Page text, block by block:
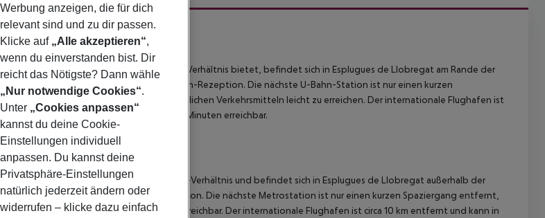
Hotel, das ein gutes Preis-Leistungs-Verhältnis bietet, befindet sich in Esplugues de Llobregat am Rande der
Barcelona. Es verfügt über eine 24-Stunden-Rezeption. Die nächste U-Bahn-Station ist nur einen kurzen
Zentrum von Barcelona ist mit den öffentlichen Verkehrsmitteln leicht zu erreichen. Der internationale Flughafen ist
den öffentlichen Verkehrsmitteln in 15 Minuten erreichbar.
bietet ein gutes Preis-Leistungs-Verhältnis und befindet sich in Esplugues de Llobregat außerhalb der
Es verfügt über eine 24h Rezeption. Die nächste Metrostation ist nur einen kurzen Spaziergang entfernt,
leicht mit öffentlichen Verkehrsmitteln erreichbar. Der internationale Flughafen ist circa 10 km entfernt und kann in
Werbung anzeigen, die für dich
relevant sind und zu dir passen.
Klicke auf „Alle akzeptieren“,
wenn du einverstanden bist. Dir
reicht das Nötigste? Dann wähle
„Nur notwendige Cookies“.
Unter „Cookies anpassen“
kannst du deine Cookie-
Einstellungen individuell
anpassen. Du kannst deine
Privatsphäre-Einstellungen
natürlich jederzeit ändern oder
widerrufen – klicke dazu einfach